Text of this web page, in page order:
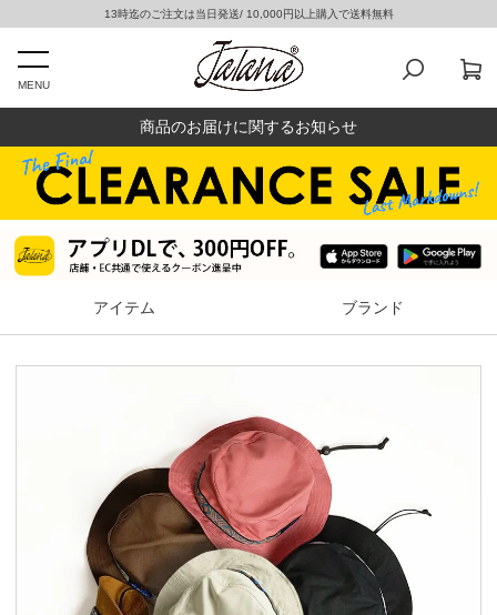
13時迄のご注文は当日発送/ 10,000円以上購入で送料無料
MENU
商品のお届けに関するお知らせ
アイテム ブランド